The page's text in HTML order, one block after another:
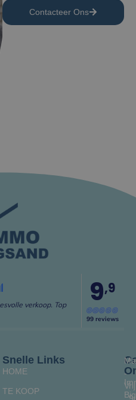
Contacteer Ons
99 reviews
9,9
verkoop. Top
Snelle Links
HOME
TE KOOP
Ma
-
Vrij